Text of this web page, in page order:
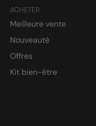
ACHETER
Meilleure vente
Nouveauté
Offres
Kit bien-être